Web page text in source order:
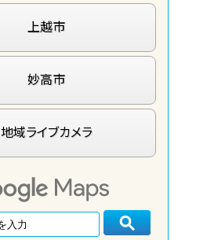
上越市
妙高市
地域ライブカメラ